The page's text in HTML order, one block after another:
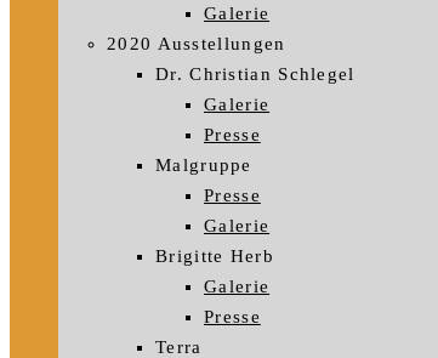
Galerie
2020 Ausstellungen
Dr. Christian Schlegel
Galerie
Presse
Malgruppe
Presse
Galerie
Brigitte Herb
Galerie
Presse
Terra